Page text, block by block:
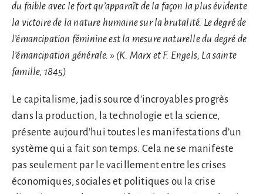
du faible avec le fort qu’apparaît de la façon la plus évidente
la victoire de la nature humaine sur la brutalité. Le degré de
l’émancipation féminine est la mesure naturelle du degré de
l’émancipation générale. » (K. Marx et F. Engels, La sainte
famille, 1845)
Le capitalisme, jadis source d’incroyables progrès
dans la production, la technologie et la science,
présente aujourd’hui toutes les manifestations d’un
système qui a fait son temps. Cela ne se manifeste
pas seulement par le vacillement entre les crises
économiques, sociales et politiques ou la crise